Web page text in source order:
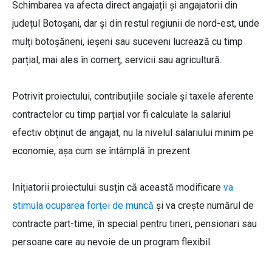
Schimbarea va afecta direct angajații și angajatorii din
județul Botoșani, dar și din restul regiunii de nord-est, unde
mulți botoșăneni, ieșeni sau suceveni lucrează cu timp
parțial, mai ales în comerț, servicii sau agricultură.
Potrivit proiectului, contribuțiile sociale și taxele aferente
contractelor cu timp parțial vor fi calculate la salariul
efectiv obținut de angajat, nu la nivelul salariului minim pe
economie, așa cum se întâmplă în prezent.
Inițiatorii proiectului susțin că această modificare va
stimula ocuparea forței de muncă și va crește numărul de
contracte part-time, în special pentru tineri, pensionari sau
persoane care au nevoie de un program flexibil.